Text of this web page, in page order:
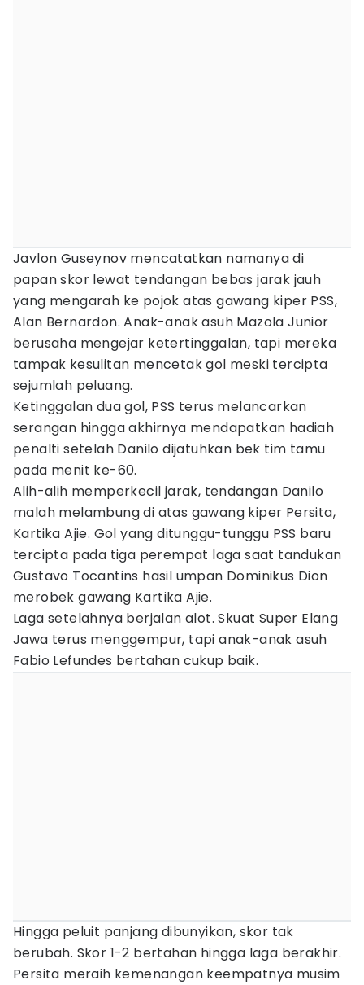
Javlon Guseynov mencatatkan namanya di
papan skor lewat tendangan bebas jarak jauh
yang mengarah ke pojok atas gawang kiper PSS,
Alan Bernardon. Anak-anak asuh Mazola Junior
berusaha mengejar ketertinggalan, tapi mereka
tampak kesulitan mencetak gol meski tercipta
sejumlah peluang.
Ketinggalan dua gol, PSS terus melancarkan
serangan hingga akhirnya mendapatkan hadiah
penalti setelah Danilo dijatuhkan bek tim tamu
pada menit ke-60.
Alih-alih memperkecil jarak, tendangan Danilo
malah melambung di atas gawang kiper Persita,
Kartika Ajie. Gol yang ditunggu-tunggu PSS baru
tercipta pada tiga perempat laga saat tandukan
Gustavo Tocantins hasil umpan Dominikus Dion
merobek gawang Kartika Ajie.
Laga setelahnya berjalan alot. Skuat Super Elang
Jawa terus menggempur, tapi anak-anak asuh
Fabio Lefundes bertahan cukup baik.
Hingga peluit panjang dibunyikan, skor tak
berubah. Skor 1-2 bertahan hingga laga berakhir.
Persita meraih kemenangan keempatnya musim